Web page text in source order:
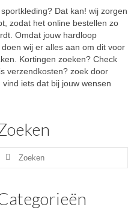
Dat kan! wij zorgen
zodat het online bestellen zo
Omdat jouw hardloop
wij er alles aan om dit voor
Kortingen zoeken? Check
verzendkosten? zoek door
iets dat bij jouw wensen
Zoeken